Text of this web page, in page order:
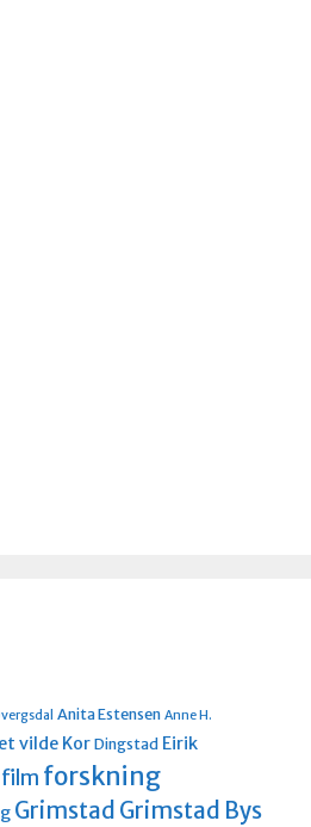
Anita Estensen Anne H.
vilde KorDingstad Eirik
film forskning
Grimstad Grimstad Bys